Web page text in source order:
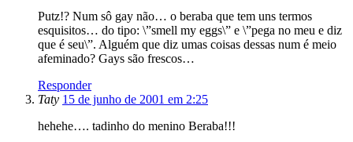
Putz!? Num sô gay não… o beraba que tem uns termos
esquisitos… do tipo: \”smell my eggs\” e \”pega no meu e diz
que é seu\”. Alguém que diz umas coisas dessas num é meio
afeminado? Gays são frescos…
Responder
Taty 15 de junho de 2001 em 2:25
hehehe…. tadinho do menino Beraba!!!